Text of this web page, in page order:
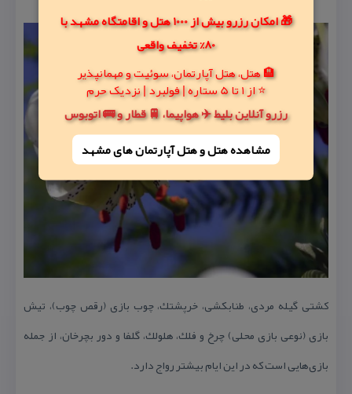
🎁 امکان رزرو بیش از 1000 هتل و اقامتگاه مشهد با
80% تخفیف واقعی
🏨 هتل، هتل آپارتمان، سوئیت و مهمانپذیر
⭐ از 1 تا 5 ستاره | فولبرد | نزدیک حرم
رزرو آنلاین بلیط ✈️ هواپیما، 🚆 قطار و 🚌 اتوبوس
مشاهده هتل و هتل‌ آپارتمان های مشهد
كشتی گیله مردی، طناب‏كشی، خرپشتك، چوب بازی (رقص چوب)، تیش
بازی (نوعی بازی محلی) چرخ و فلك، هلولك، گلفا و دور بچرخان، از جمله
بازی‌هایی است كه در این ایام بیشتر رواج دارد.